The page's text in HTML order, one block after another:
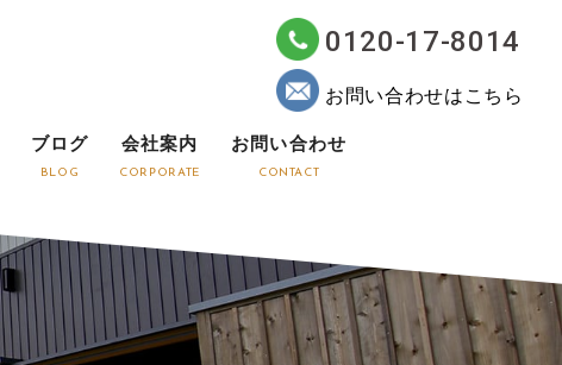
ブログ
BLOG
会社案内
CORPORATE
お問い合わせ
CONTACT
0120-17-8014
お問い合わせはこちら